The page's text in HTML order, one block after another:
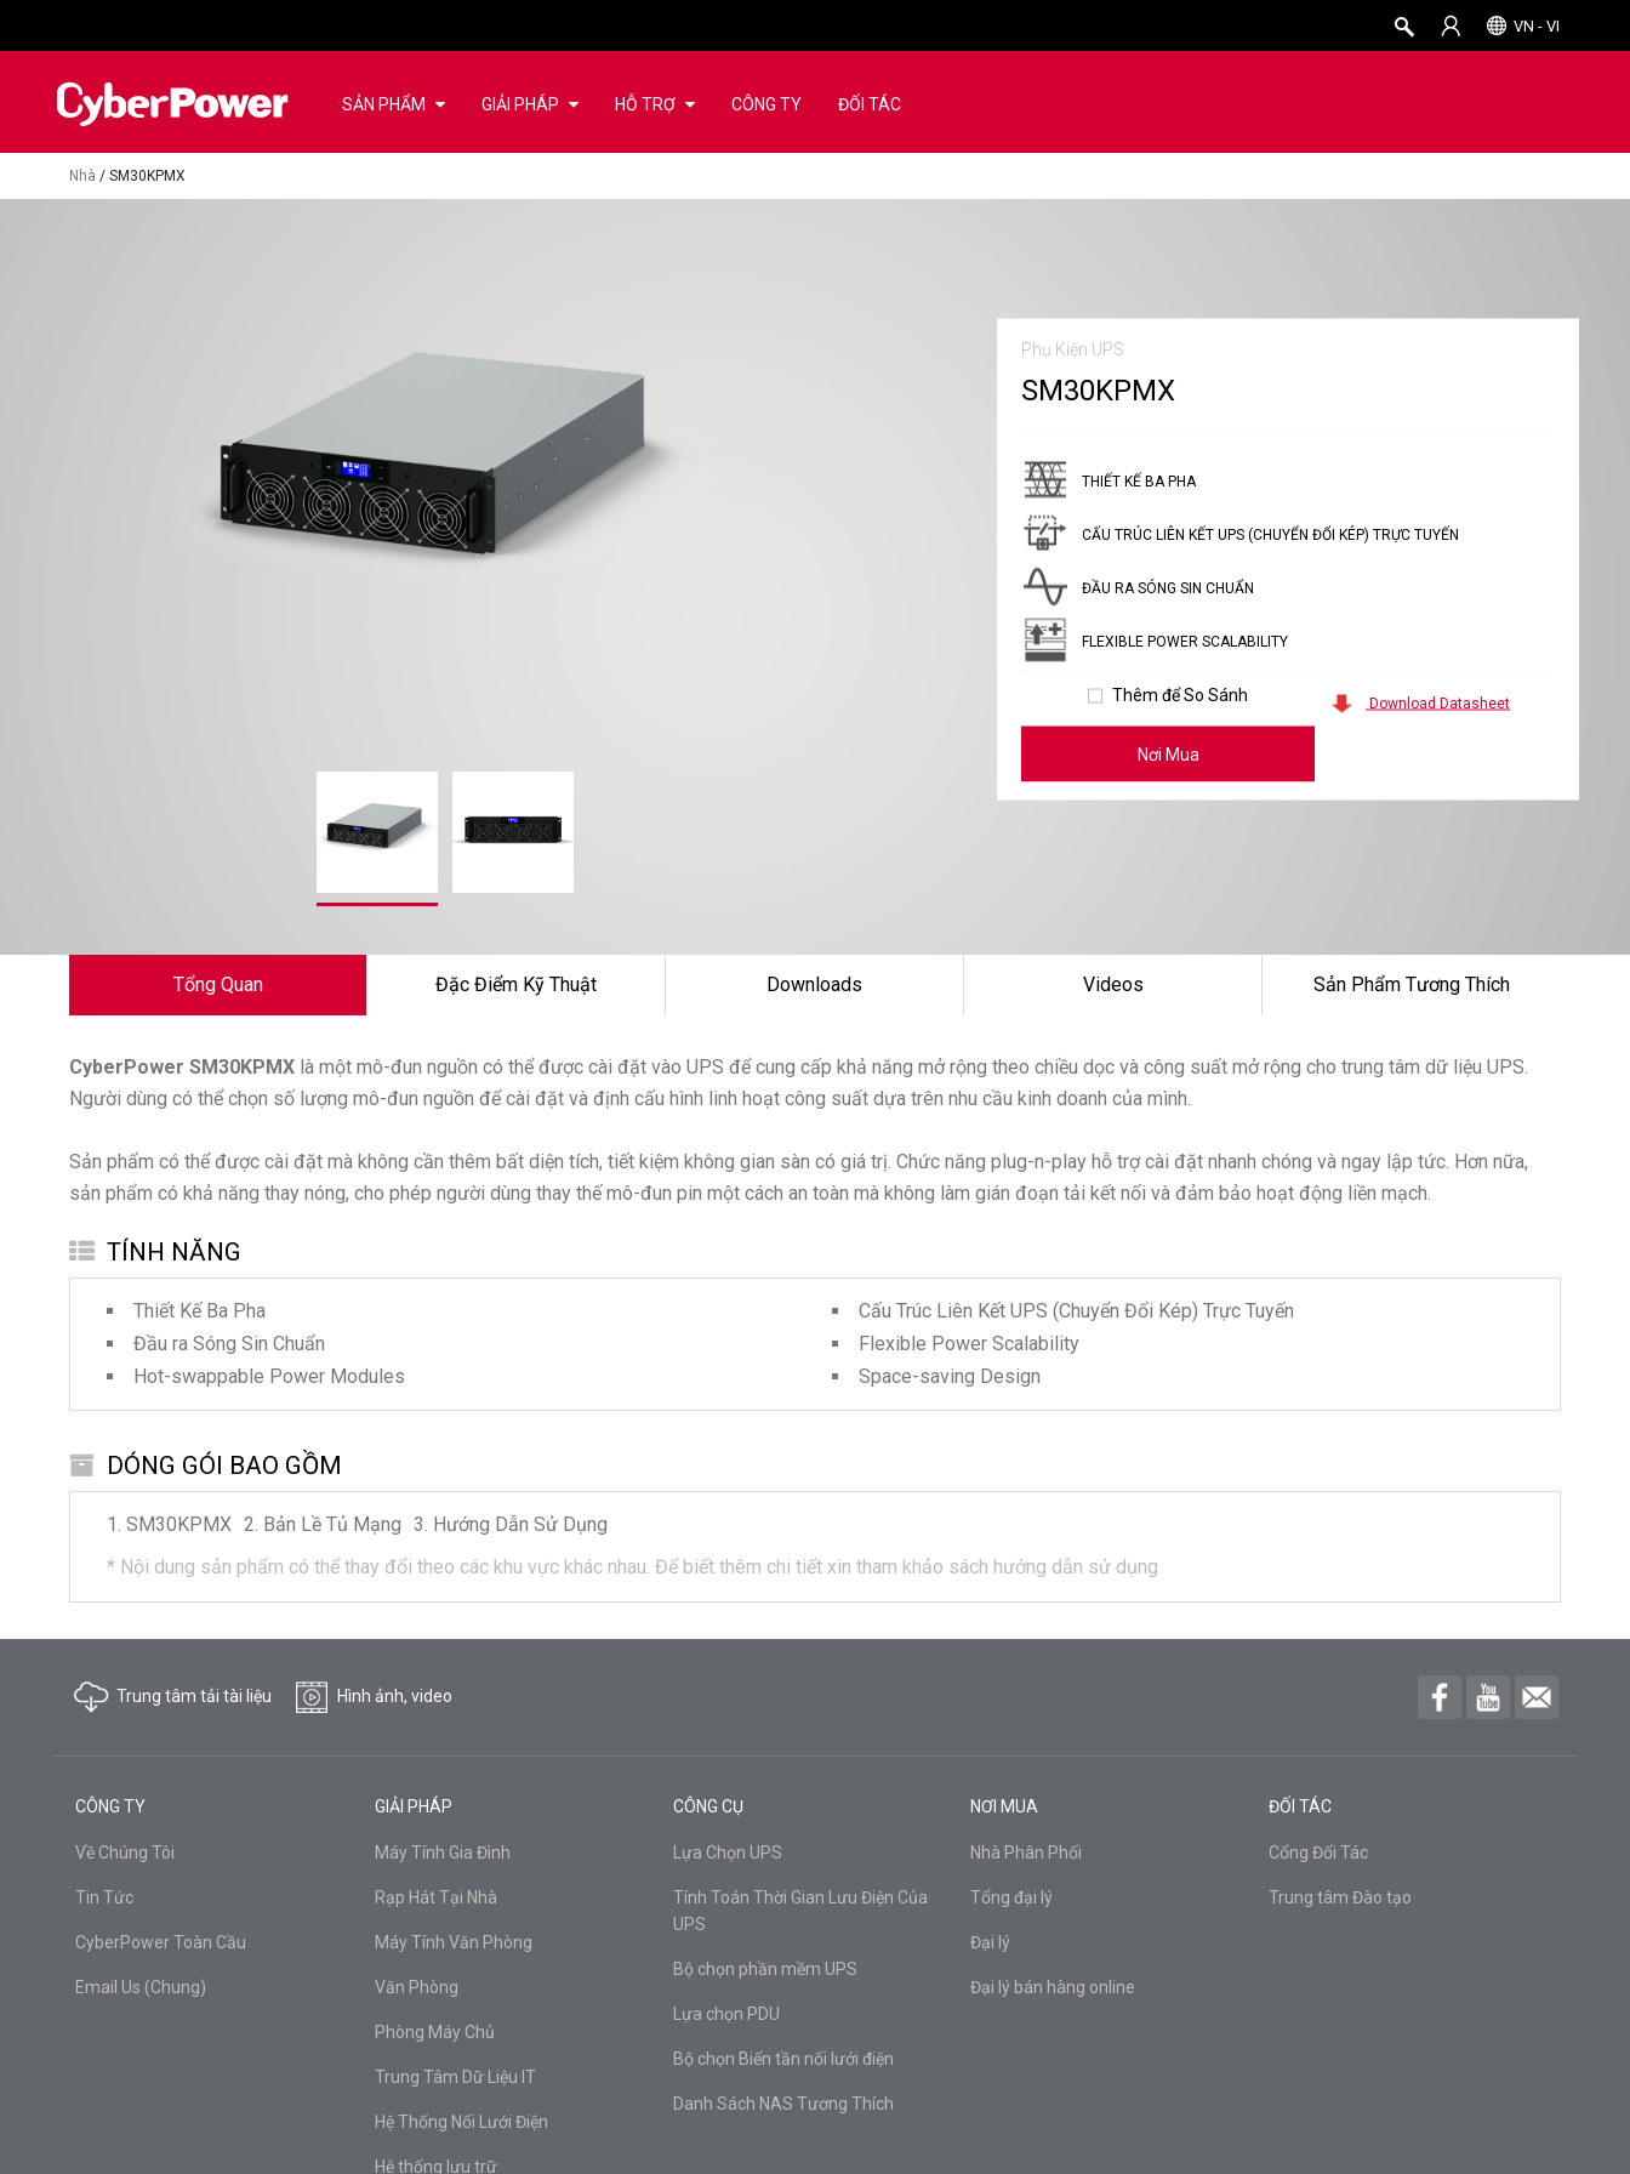
VN - VI
SẢN PHẨM GIẢI PHÁP HỖ TRỢ CÔNG TY ĐỐI TÁC
Nhà / SM30KPMX
Phụ Kiện UPS
SM30KPMX
THIẾT KẾ BA PHA
CẤU TRÚC LIÊN KẾT UPS (CHUYỂN ĐỔI KÉP) TRỰC TUYẾN
ĐẦU RA SÓNG SIN CHUẨN
FLEXIBLE POWER SCALABILITY
Thêm để So Sánh
Nơi Mua
Download Datasheet
Tổng Quan Đặc Điểm Kỹ Thuật Downloads Videos Sản Phẩm Tương Thích
CyberPower SM30KPMX là một mô-đun nguồn có thể được cài đặt vào UPS để cung cấp khả năng mở rộng theo chiều dọc và công suất mở rộng cho trung tâm dữ liệu UPS.
Người dùng có thể chọn số lượng mô-đun nguồn để cài đặt và định cấu hình linh hoạt công suất dựa trên nhu cầu kinh doanh của mình.
Sản phẩm có thể được cài đặt mà không cần thêm bất diện tích, tiết kiệm không gian sàn có giá trị. Chức năng plug-n-play hỗ trợ cài đặt nhanh chóng và ngay lập tức. Hơn nữa,
sản phẩm có khả năng thay nóng, cho phép người dùng thay thế mô-đun pin một cách an toàn mà không làm gián đoạn tải kết nối và đảm bảo hoạt động liền mạch.
TÍNH NĂNG
Thiết Kế Ba Pha
Đầu ra Sóng Sin Chuẩn
Hot-swappable Power Modules
Cấu Trúc Liên Kết UPS (Chuyển Đổi Kép) Trực Tuyến
Flexible Power Scalability
Space-saving Design
DÓNG GÓI BAO GỒM
SM30KPMX Bản Lề Tủ Mạng
Hướng Dẫn Sử Dụng
* Nội dung sản phẩm có thể thay đổi theo các khu vực khác nhau. Để biết thêm chi tiết xin tham khảo sách hướng dẫn sử dụng
Trung tâm tải tài liệu Hình ảnh, video
CÔNG TY
Về Chúng Tôi
Tin Tức
CyberPower Toàn Cầu
Email Us (Chung)
GIẢI PHÁP
Máy Tính Gia Đình
Rạp Hát Tại Nhà
Máy Tính Văn Phòng
Văn Phòng
Phòng Máy Chủ
Trung Tâm Dữ Liệu IT
Hệ Thống Nối Lưới Điện
Hệ thống lưu trữ
CÔNG CỤ
Lựa Chọn UPS
Tính Toán Thời Gian Lưu Điện Của
UPS
Bộ chọn phần mềm UPS
Lựa chọn PDU
Bộ chọn Biến tần nối lưới điện
Danh Sách NAS Tương Thích
NƠI MUA
Nhà Phân Phối
Tổng đại lý
Đại lý
Đại lý bán hàng online
ĐỐI TÁC
Cổng Đối Tác
Trung tâm Đào tạo